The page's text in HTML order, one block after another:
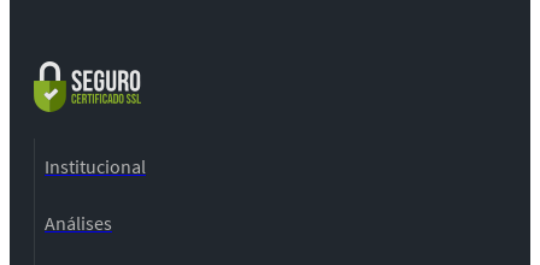
Institucional
Análises